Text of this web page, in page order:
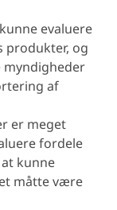
evaluere
produkter, og
af
er meget
fordele
kunne
måtte være